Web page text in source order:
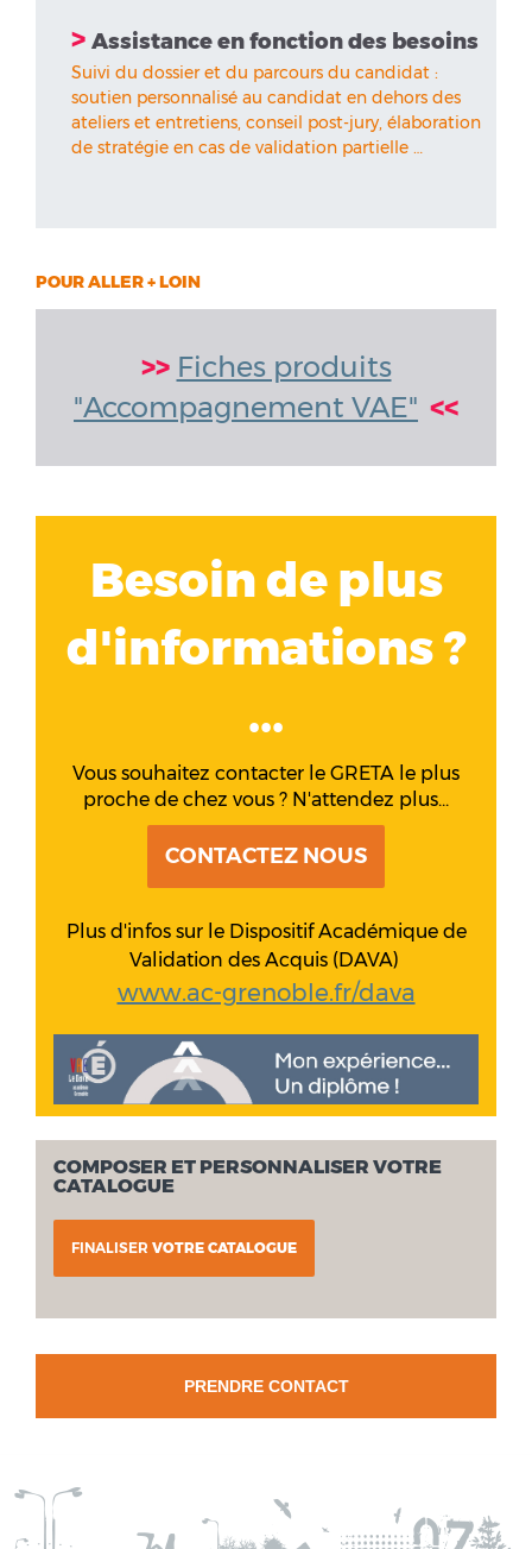
> Assistance en fonction des besoins
Suivi du dossier et du parcours du candidat :
soutien personnalisé au candidat en dehors des
ateliers et entretiens, conseil post-jury, élaboration
de stratégie en cas de validation partielle …
POUR ALLER + LOIN
>> Fiches produits
"Accompagnement VAE" <<
Besoin de plus
d'informations ?
...
Vous souhaitez contacter le GRETA le plus
proche de chez vous ? N'attendez plus...
CONTACTEZ NOUS
Plus d'infos sur le Dispositif Académique de
Validation des Acquis (DAVA)
www.ac-grenoble.fr/dava
COMPOSER ET PERSONNALISER VOTRE
CATALOGUE
FINALISER VOTRE CATALOGUE
PRENDRE CONTACT